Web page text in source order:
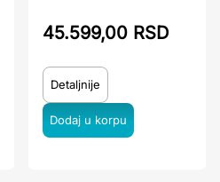
45.599,00 RSD
Detaljnije